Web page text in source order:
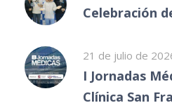
Celebración
21 de julio de
I Jornadas
Clínica San